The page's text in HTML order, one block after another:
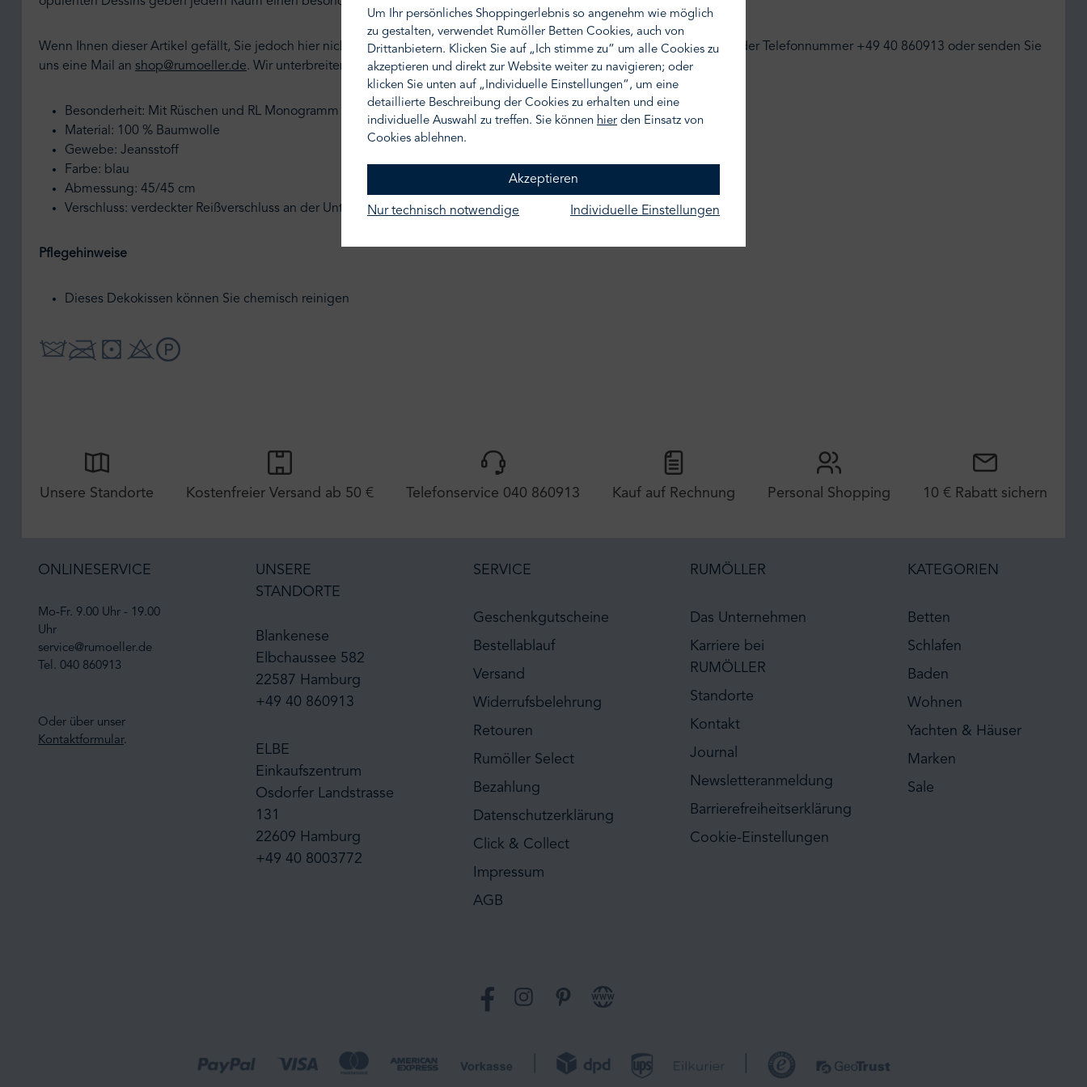
Wenn Ihnen dieser Artikel gefällt, Sie jedoch hier nicht Ihr Wunschmotiv finden, nehmen Sie gern Kontakt zu uns auf unter der Telefonnummer +49 40 860913 oder senden Sie
uns eine Mail an shop@rumoeller.de. Wir unterbreiten Ihnen gern ein Angebot.
Besonderheit: Mit Rüschen und RL Monogramm
Material: 100 % Baumwolle
Gewebe: Jeansstoff
Farbe: blau
Abmessung: 45/45 cm
Verschluss: verdeckter Reißverschluss an der Unterseite
Pflegehinweise
Dieses Dekokissen können Sie chemisch reinigen
Unsere Standorte Kostenfreier Versand ab 50 € Telefonservice 040 860913 Kauf auf Rechnung Personal Shopping 10 € Rabatt sichern
ONLINESERVICE
Mo-Fr. 9.00 Uhr - 19.00
Uhr
service@rumoeller.de
Tel. 040 860913
Oder über unser
Kontaktformular.
UNSERE
STANDORTE
Blankenese
Elbchaussee 582
22587 Hamburg
+49 40 860913
ELBE
Einkaufszentrum
Osdorfer Landstrasse
131
22609 Hamburg
+49 40 8003772
SERVICE
Geschenkgutscheine
Bestellablauf
Versand
Widerrufsbelehrung
Retouren
Rumöller Select
Bezahlung
Datenschutzerklärung
Click & Collect
Impressum
AGB
RUMÖLLER
Das Unternehmen
Karriere bei
RUMÖLLER
Standorte
Kontakt
Journal
Newsletteranmeldung
Barrierefreiheitserklärung
Cookie-Einstellungen
KATEGORIEN
Betten
Schlafen
Baden
Wohnen
Yachten & Häuser
Marken
Sale
FacebookInstagramPinterest Website
Um Ihr persönliches Shoppingerlebnis so angenehm wie möglich
zu gestalten, verwendet Rumöller Betten Cookies, auch von
Drittanbietern. Klicken Sie auf „Ich stimme zu“ um alle Cookies zu
akzeptieren und direkt zur Website weiter zu navigieren; oder
klicken Sie unten auf „Individuelle Einstellungen“, um eine
detaillierte Beschreibung der Cookies zu erhalten und eine
individuelle Auswahl zu treffen. Sie können hier den Einsatz von
Cookies ablehnen.
Akzeptieren
Nur technisch notwendige Individuelle Einstellungen